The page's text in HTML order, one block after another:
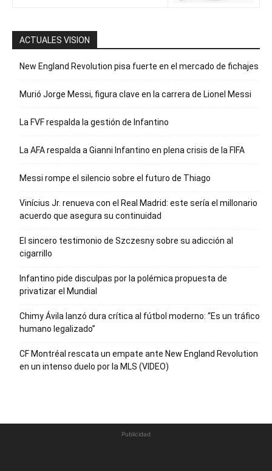
ACTUALES VISION
New England Revolution pisa fuerte en el mercado de fichajes
Murió Jorge Messi, figura clave en la carrera de Lionel Messi
La FVF respalda la gestión de Infantino
La AFA respalda a Gianni Infantino en plena crisis de la FIFA
Messi rompe el silencio sobre el futuro de Thiago
Vinícius Jr. renueva con el Real Madrid: este sería el millonario
acuerdo que asegura su continuidad
El sincero testimonio de Szczesny sobre su adicción al
cigarrillo
Infantino pide disculpas por la polémica propuesta de
privatizar el Mundial
Chimy Ávila lanzó dura crítica al fútbol moderno: “Es un tráfico
humano legalizado”
CF Montréal rescata un empate ante New England Revolution
en un intenso duelo por la MLS (VIDEO)
Publicidad